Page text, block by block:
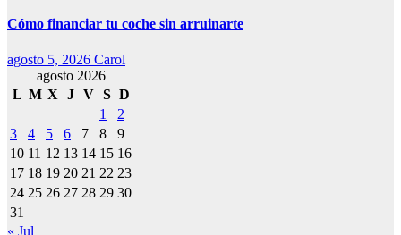
Cómo financiar tu coche sin arruinarte
agosto 5, 2026 Carol
agosto 2026
L M X J V S D
1
2
3
4 5 6 7 8
9
10 11 12 13 14 15 16
17 18 19 20 21 22 23
24 25 26 27 28 29 30
31
« Jul